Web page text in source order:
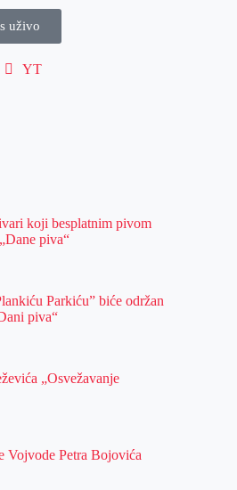
uživo
YT
koji besplatnim pivom
piva“
Parkiću” biće održan
piva“
„Osvežavanje
Vojvode Petra Bojovića